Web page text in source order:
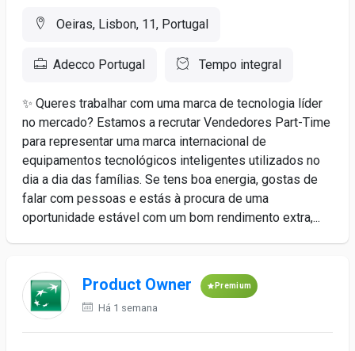
Oeiras, Lisbon, 11, Portugal
Adecco Portugal Tempo integral
✨ Queres trabalhar com uma marca de tecnologia líder
no mercado? Estamos a recrutar Vendedores Part-Time
para representar uma marca internacional de
equipamentos tecnológicos inteligentes utilizados no
dia a dia das famílias. Se tens boa energia, gostas de
falar com pessoas e estás à procura de uma
oportunidade estável com um bom rendimento extra,...
Product Owner Premium
Há 1 semana